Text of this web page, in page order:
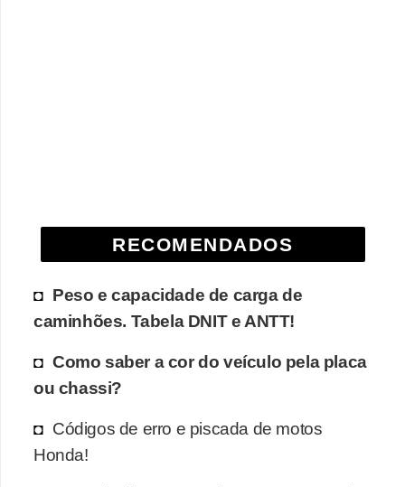
RECOMENDADOS
Peso e capacidade de carga de
caminhões. Tabela DNIT e ANTT!
Como saber a cor do veículo pela placa
ou chassi?
Códigos de erro e piscada de motos
Honda!
a
d
C
o
m
r
a